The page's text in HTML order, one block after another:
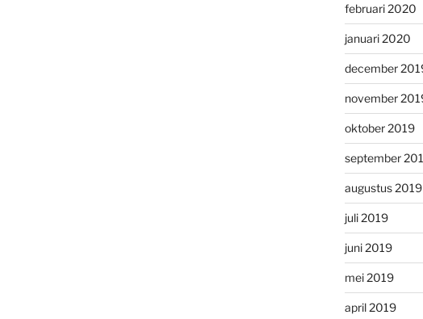
februari 2020
januari 2020
december
november
oktober 2019
september
augustus 2019
juli 2019
juni 2019
mei 2019
april 2019